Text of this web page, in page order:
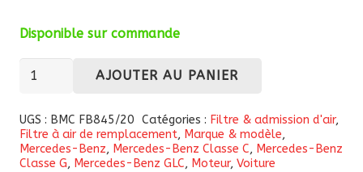
Disponible sur commande
quantité
Kit
de
filtres
AJOUTER AU PANIER
UGS : BMC FB845/20 Catégories : Filtre & admission d'air,
Filtre à air de remplacement, Marque & modèle,
Mercedes-Benz, Mercedes-Benz Classe C, Mercedes-Benz
Classe G, Mercedes-Benz GLC, Moteur, Voiture